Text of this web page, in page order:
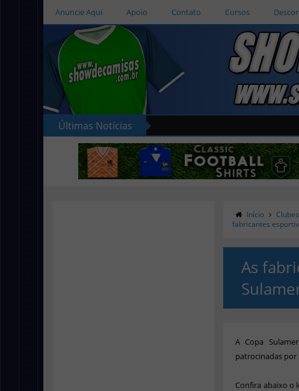
Anuncie Aqui Apoio Contato Cursos
Últimas Notícias
Início
fabricantes
As
A Copa
patrocinadas por
Confira abaixo o